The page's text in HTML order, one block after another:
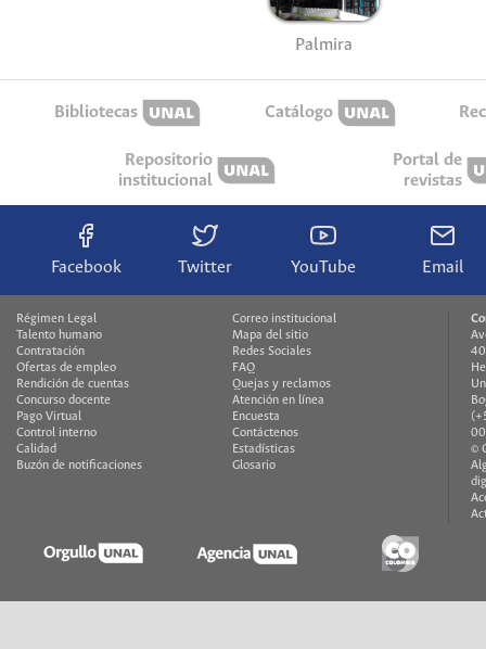
Palmira
Bibliotecas Catálogo
Repositorio
institucional
Portal de
revistas
Facebook Twitter YouTube Email
Régimen Legal
Talento humano
Contratación
Ofertas de empleo
Rendición de cuentas
Concurso docente
Pago Virtual
Control interno
Calidad
Buzón de notificaciones
Correo institucional
Mapa del sitio
Redes Sociales
FAQ
Quejas y reclamos
Atención en línea
Encuesta
Contáctenos
Estadísticas
Glosario
©